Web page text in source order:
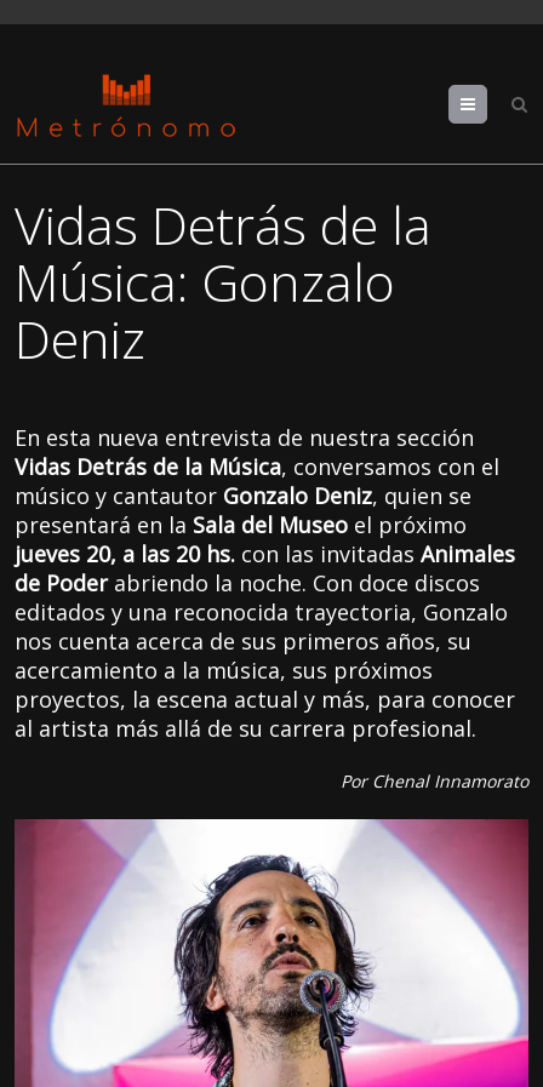
Menu
Vidas Detrás de la
Música: Gonzalo
Deniz
En esta nueva entrevista de nuestra sección
Vidas Detrás de la Música, conversamos con el
músico y cantautor Gonzalo Deniz, quien se
presentará en la Sala del Museo el próximo
jueves 20, a las 20 hs. con las invitadasAnimales
de Poderabriendo la noche. Con doce discos
editados y una reconocida trayectoria, Gonzalo
nos cuenta acerca de sus primeros años, su
acercamiento a la música, sus próximos
proyectos, la escena actual y más, para conocer
al artista más allá de su carrera profesional.
Por Chenal Innamorato